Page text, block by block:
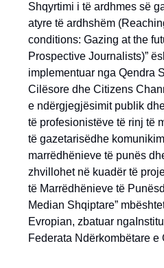
Shqyrtimi i të ardhmes së
atyre të ardhshëm
conditions: Gazing at the
Prospective Journalists)”
implementuar nga Qendra
Cilësore dhe Citizens
e ndërgjegjësimit publik
të profesionistëve të rinj të
të gazetarisëdhe
marrëdhënieve të punës
zhvillohet në kuadër të
të Marrëdhënieve të
Median Shqiptare”
Evropian, zbatuar
Federata Ndërkombëtare e